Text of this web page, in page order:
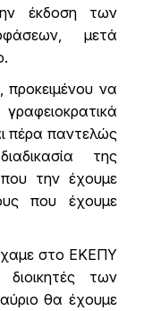
έκδοση των
μετά
να
πέρα παντελώς
της
την έχουμε
που έχουμε
στο ΕΚΕΠΥ
των
θα έχουμε